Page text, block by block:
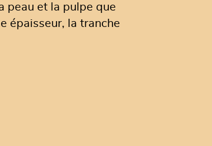
peau et la pulpe que
épaisseur, la tranche